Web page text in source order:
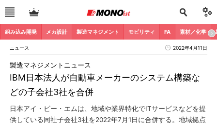
組み込み開発 メカ設計 製造マネジメント モビリティ FA 素材／化学
ニュース 2022年4月11日
IBM日本法人が自動車メーカーのシステム構築な
どの子会社3社を合併
製造マネジメントニュース
日本アイ・ビー・エムは、地域や業界特化でITサービスなどを提
供している同社子会社3社を2022年7月1日に合併する。地域拠点